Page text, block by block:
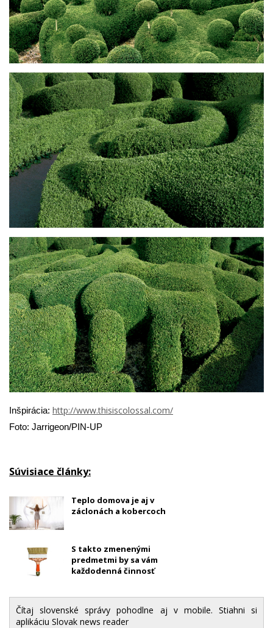
Inšpirácia: http://www.thisiscolossal.com/
Foto: Jarrigeon/PIN-UP
Súvisiace články:
Teplo domova je aj v
záclonách a kobercoch
S takto zmenenými
predmetmi by sa vám
každodenná činnosť
Čítaj slovenské správy pohodlne aj v mobile. Stiahni si
aplikáciu Slovak news reader